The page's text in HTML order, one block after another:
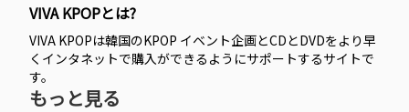
VIVA KPOPとは?
VIVA KPOPは韓国のKPOP イベント企画とCDとDVDをより早
くインタネットで購入ができるようにサポートするサイトで
す。
もっと見る